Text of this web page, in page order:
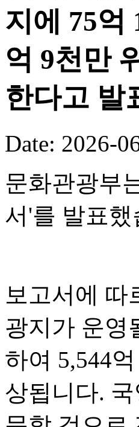
지에 75억
억 9천만
한다고 발
Date: 2026-
문화관광부
서'를 발표했
보고서에 따
광지가 운영
하여 5,544
상됩니다.